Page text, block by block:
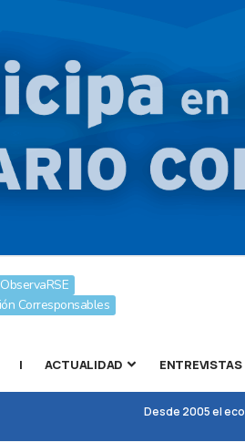
ObservaRSE
Corresponsables
| ACTUALIDAD ENTREVISTAS
Desde 2005 el